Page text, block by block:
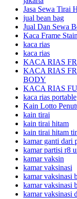
Jasa Sewa Tirai
jual bean bag
Jual Dan Sewa
Kaca Frame
kaca rias
kaca rias
KACA RIAS
KACA RIAS
BODY
KACA RIAS
kaca rias portable
Kain Lotto
kain tirai
kain tirai hitam
kain tirai hitam
kamar ganti dari
kamar partisi r8
kamar vaksin
kamar vaksinasi
kamar vaksinasi
kamar vaksinasi
kamar vaksinasi